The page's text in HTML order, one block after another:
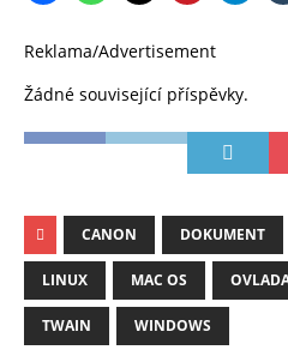
Reklama/Advertisement
Žádné související příspěvky.
CANON DOKUMENT
LINUX MAC OS
TWAIN WINDOWS